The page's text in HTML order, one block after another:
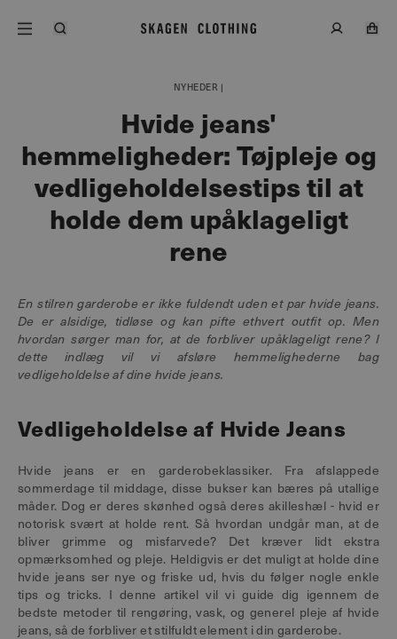
NYHEDER |
Hvide jeans'
hemmeligheder: Tøjpleje og
vedligeholdelsestips til at
holde dem upåklageligt
rene
En stilren garderobe er ikke fuldendt uden et par hvide jeans.
De er alsidige, tidløse og kan pifte ethvert outfit op. Men
hvordan sørger man for, at de forbliver upåklageligt rene? I
dette indlæg vil vi afsløre hemmelighederne bag
vedligeholdelse af dine hvide jeans.
Vedligeholdelse af Hvide Jeans
Hvide jeans er en garderobeklassiker. Fra afslappede
sommerdage til middage, disse bukser kan bæres på utallige
måder. Dog er deres skønhed også deres akilleshæl - hvid er
notorisk svært at holde rent. Så hvordan undgår man, at de
bliver grimme og misfarvede? Det kræver lidt ekstra
opmærksomhed og pleje. Heldigvis er det muligt at holde dine
hvide jeans ser nye og friske ud, hvis du følger nogle enkle
tips og tricks. I denne artikel vil vi guide dig igennem de
bedste metoder til rengøring, vask, og generel pleje af hvide
jeans, så de forbliver et stilfuldt element i din garderobe.